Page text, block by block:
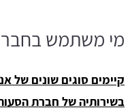
מי משתמש
קיימים סוגים שונים של
בשירותיה של חברת